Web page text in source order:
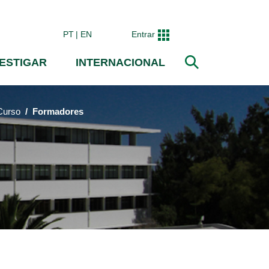
PT EN Entrar
INTERNACIONAL
Formadores